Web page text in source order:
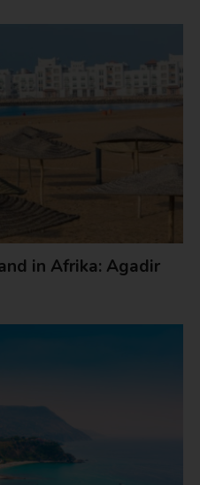
in Afrika: Agadir